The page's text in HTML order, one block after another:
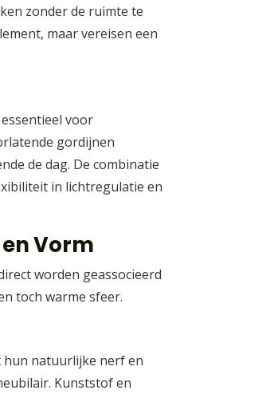
zonder de ruimte te
maar vereisen een
voor
gordijnen
de dag. De combinatie
in lichtregulatie en
Vorm
worden geassocieerd
toch warme sfeer.
hun natuurlijke nerf en
Kunststof en